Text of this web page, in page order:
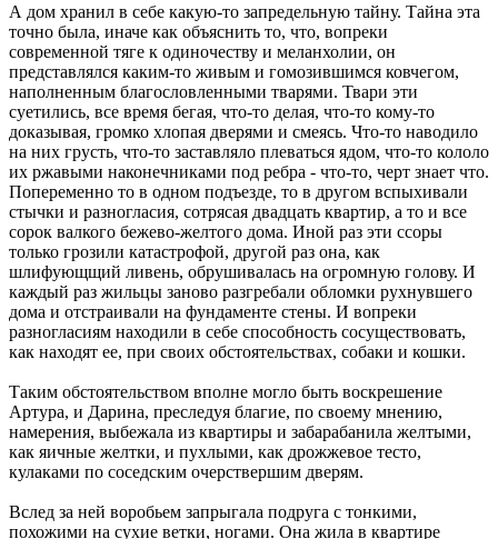
А дом хранил в себе какую-то запредельную тайну. Тайна эта
точно была, иначе как объяснить то, что, вопреки
современной тяге к одиночеству и меланхолии, он
представлялся каким-то живым и гомозившимся ковчегом,
наполненным благословленными тварями. Твари эти
суетились, все время бегая, что-то делая, что-то кому-то
доказывая, громко хлопая дверями и смеясь. Что-то наводило
на них грусть, что-то заставляло плеваться ядом, что-то кололо
их ржавыми наконечниками под ребра - что-то, черт знает что.
Попеременно то в одном подъезде, то в другом вспыхивали
стычки и разногласия, сотрясая двадцать квартир, а то и все
сорок валкого бежево-желтого дома. Иной раз эти ссоры
только грозили катастрофой, другой раз она, как
шлифующщий ливень, обрушивалась на огромную голову. И
каждый раз жильцы заново разгребали обломки рухнувшего
дома и отстраивали на фундаменте стены. И вопреки
разногласиям находили в себе способность сосуществовать,
как находят ее, при своих обстоятельствах, собаки и кошки.
Таким обстоятельством вполне могло быть воскрешение
Артура, и Дарина, преследуя благие, по своему мнению,
намерения, выбежала из квартиры и забарабанила желтыми,
как яичные желтки, и пухлыми, как дрожжевое тесто,
кулаками по соседским очерствершим дверям.
Вслед за ней воробьем запрыгала подруга с тонкими,
похожими на сухие ветки, ногами. Она жила в квартире